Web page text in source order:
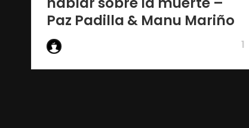
Paz Padilla & Manu Mariño
1